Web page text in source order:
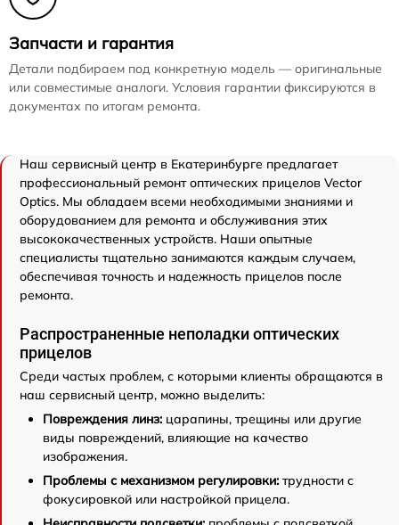
Запчасти и гарантия
Детали подбираем под конкретную модель — оригинальные
или совместимые аналоги. Условия гарантии фиксируются в
документах по итогам ремонта.
Наш сервисный центр в Екатеринбурге предлагает
профессиональный ремонт оптических прицелов Vector
Optics. Мы обладаем всеми необходимыми знаниями и
оборудованием для ремонта и обслуживания этих
высококачественных устройств. Наши опытные
специалисты тщательно занимаются каждым случаем,
обеспечивая точность и надежность прицелов после
ремонта.
Распространенные неполадки оптических
прицелов
Среди частых проблем, с которыми клиенты обращаются в
наш сервисный центр, можно выделить:
Повреждения линз: царапины, трещины или другие
виды повреждений, влияющие на качество
изображения.
Проблемы с механизмом регулировки: трудности с
фокусировкой или настройкой прицела.